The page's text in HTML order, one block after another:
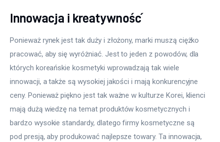
Innowacja i kreatywność
Ponieważ rynek jest tak duży i złożony, marki muszą ciężko
pracować, aby się wyróżniać. Jest to jeden z powodów, dla
których koreańskie kosmetyki wprowadzają tak wiele
innowacji, a także są wysokiej jakości i mają konkurencyjne
ceny. Ponieważ piękno jest tak ważne w kulturze Korei, klienci
mają dużą wiedzę na temat produktów kosmetycznych i
bardzo wysokie standardy, dlatego firmy kosmetyczne są
pod presją, aby produkować najlepsze towary. Ta innowacja,